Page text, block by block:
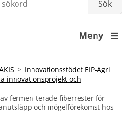
Meny 
Innovationsstödet EIP-Agri
innovationsprojekt och
fermen-terade fiberrester för
och mögelförekomst hos